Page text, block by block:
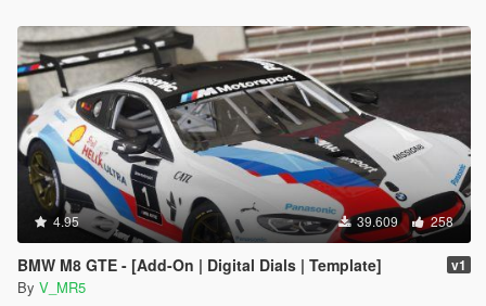
4.95 39.609 258
BMW M8 GTE - [Add-On | Digital Dials | Template] v1
By V_MR5